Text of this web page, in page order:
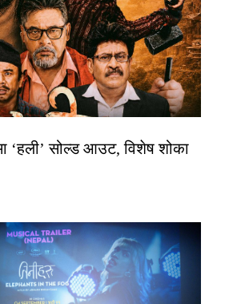
‘हली’ सोल्ड आउट, विशेष शोका